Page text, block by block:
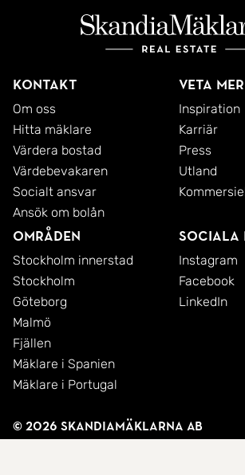
Kontakt
Om oss
Hitta mäklare
Värdera bostad
Värdebevakaren
Socialt ansvar
Ansök om bolån
Veta mer
Inspiration
Karriär
Press
Utland
Områden
Stockholm innerstad
Stockholm
Göteborg
Malmö
Fjällen
Mäklare i Spanien
Mäklare i Portugal
Sociala
Instagram
Facebook
LinkedIn
© 2026 SkandiaMäklarna AB